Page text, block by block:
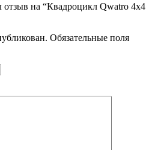
отзыв на “Квадроцикл Qwatro 4х4
Обязательные поля